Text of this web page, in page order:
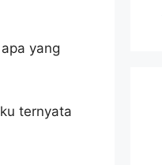
yang
ternyata